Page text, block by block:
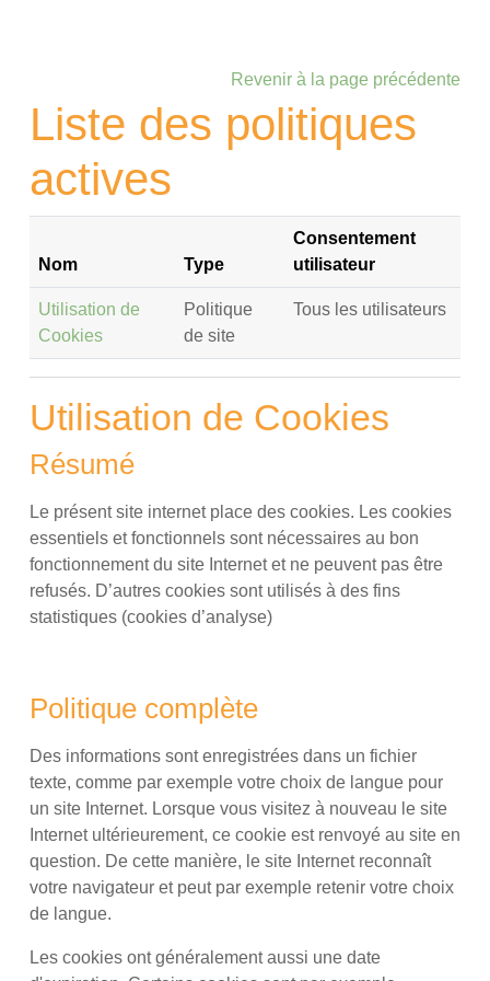
Revenir à la page précédente
Liste des politiques
actives
Nom Type
Consentement
utilisateur
Utilisation de
Cookies
Politique
de site
Tous les utilisateurs
Utilisation de Cookies
Résumé
Le présent site internet place des cookies. Les cookies
essentiels et fonctionnels sont nécessaires au bon
fonctionnement du site Internet et ne peuvent pas être
refusés. D’autres cookies sont utilisés à des fins
statistiques (cookies d’analyse)
Politique complète
Des informations sont enregistrées dans un fichier
texte, comme par exemple votre choix de langue pour
un site Internet. Lorsque vous visitez à nouveau le site
Internet ultérieurement, ce cookie est renvoyé au site en
question. De cette manière, le site Internet reconnaît
votre navigateur et peut par exemple retenir votre choix
de langue.
Les cookies ont généralement aussi une date